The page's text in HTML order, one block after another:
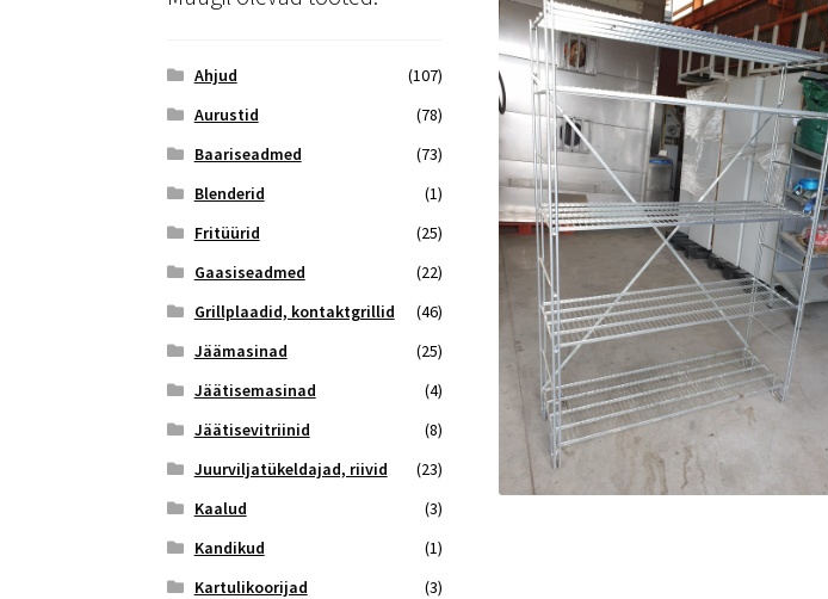
Ahjud
(107)
Aurustid
(78)
Baariseadmed
(73)
Blenderid
(1)
Fritüürid
(25)
Gaasiseadmed
(22)
Grillplaadid, kontaktgrillid
(46)
Jäämasinad
(25)
Jäätisemasinad
(4)
Jäätisevitriinid
(8)
Juurviljatükeldajad, riivid
(23)
Kaalud
(3)
Kandikud
(1)
Kartulikoorijad
(3)